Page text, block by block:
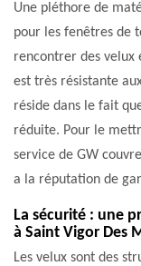
Une pléthore de
pour les fenêtres de
rencontrer des velux
est très résistante
réside dans le fait
réduite. Pour le
service de GW
a la réputation de
La sécurité : une
à Saint Vigor Des
Les velux sont des